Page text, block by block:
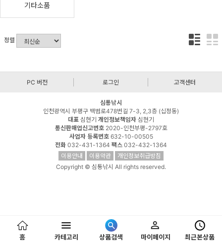
홈 카테고리 상품검색 마이페이지 최근본상품
기타소품
정렬
PC 버전 로그인 고객센터
심통낚시
인천광역시 부평구 백범로478번길 7-3, 2,3층 (십정동)
대표 심현기 개인정보책임자 심현기
통신판매업신고번호2020-인천부평-2797호
사업자 등록번호632-10-00505
전화 032-431-1364 팩스 032-432-1364
이용안내
이용약관
개인정보취급방침
Copyright © 심통낚시 All rights reserved.